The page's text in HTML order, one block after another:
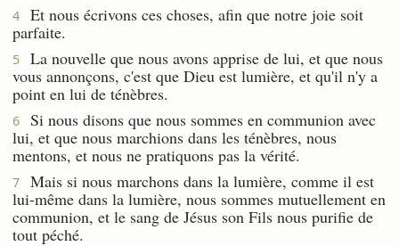
4
Et nous écrivons ces choses, afin que notre joie soit
parfaite.
5
La nouvelle que nous avons apprise de lui, et que nous
vous annonçons, c'est que Dieu est lumière, et qu'il n'y a
point en lui de ténèbres.
6
Si nous disons que nous sommes en communion avec
lui, et que nous marchions dans les ténèbres, nous
mentons, et nous ne pratiquons pas la vérité.
7
Mais si nous marchons dans la lumière, comme il est
lui-même dans la lumière, nous sommes mutuellement en
communion, et le sang de Jésus son Fils nous purifie de
tout péché.